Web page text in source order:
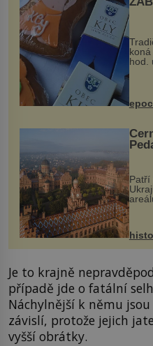
hod.
Kly u
Patří
na
Je to krajně
případě jde o fatální
Náchylnější k němu
závislí, protože jejich
vyšší obrátky.